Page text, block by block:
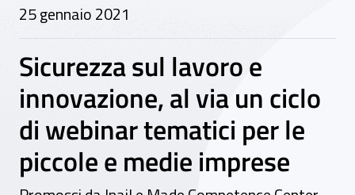
25 gennaio 2021
Sicurezza sul lavoro e
innovazione, al via un ciclo
di webinar tematici per le
piccole e medie imprese